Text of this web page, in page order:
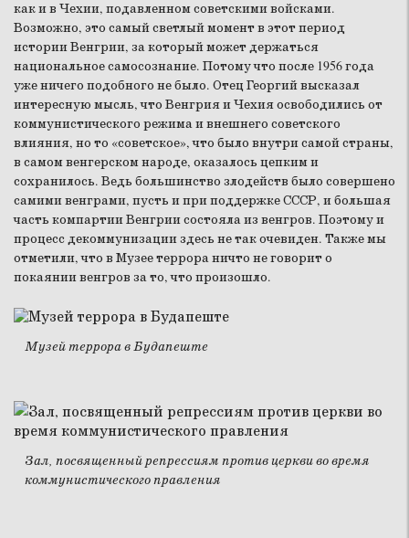
как и в Чехии, подавленном советскими войсками.
Возможно, это самый светлый момент в этот период
истории Венгрии, за который может держаться
национальное самосознание. Потому что после 1956 года
уже ничего подобного не было. Отец Георгий высказал
интересную мысль, что Венгрия и Чехия освободились от
коммунистического режима и внешнего советского
влияния, но то «советское», что было внутри самой страны,
в самом венгерском народе, оказалось цепким и
сохранилось. Ведь большинство злодейств было совершено
самими венграми, пусть и при поддержке СССР, и большая
часть компартии Венгрии состояла из венгров. Поэтому и
процесс декоммунизации здесь не так очевиден. Также мы
отметили, что в Музее террора ничто не говорит о
покаянии венгров за то, что произошло.
Музей террора в Будапеште
Зал, посвященный репрессиям против церкви во время
коммунистического правления